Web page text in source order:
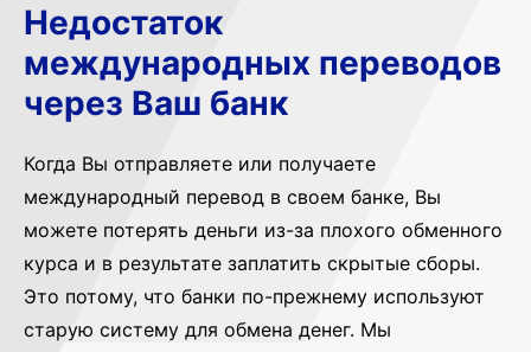
Недостаток
международных переводов
через Ваш банк
Когда Вы отправляете или получаете
международный перевод в своем банке, Вы
можете потерять деньги из-за плохого обменного
курса и в результате заплатить скрытые сборы.
Это потому, что банки по-прежнему используют
старую систему для обмена денег. Мы